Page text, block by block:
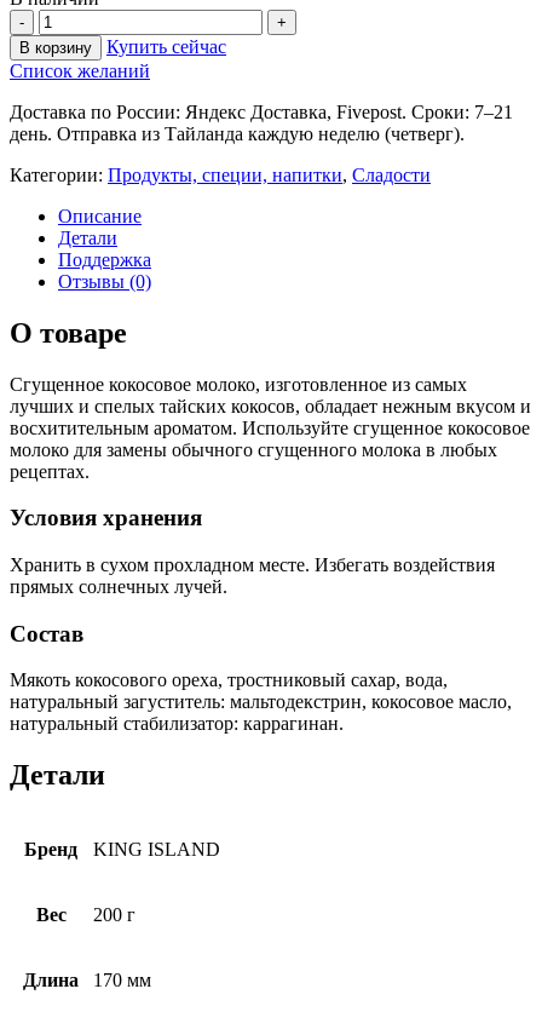
В корзину
Купить сейчас
Список желаний
Доставка по России: Яндекс Доставка, Fivepost. Сроки: 7–21
день. Отправка из Тайланда каждую неделю (четверг).
Категории: Продукты, специи, напитки, Сладости
Описание
Детали
Поддержка
Отзывы (0)
О товаре
Сгущенное кокосовое молоко, изготовленное из самых
лучших и спелых тайских кокосов, обладает нежным вкусом и
восхитительным ароматом. Используйте сгущенное кокосовое
молоко для замены обычного сгущенного молока в любых
рецептах.
Условия хранения
Хранить в сухом прохладном месте. Избегать воздействия
прямых солнечных лучей.
Состав
Мякоть кокосового ореха, тростниковый сахар, вода,
натуральный загуститель: мальтодекстрин, кокосовое масло,
натуральный стабилизатор: каррагинан.
Детали
Бренд KING ISLAND
Вес 200 г
Длина 170 мм